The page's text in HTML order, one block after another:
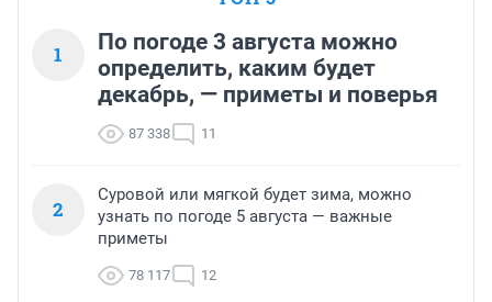
1
По погоде 3 августа можно
определить, каким будет
декабрь, — приметы и поверья
87 338 11
2
Суровой или мягкой будет зима, можно
узнать по погоде 5 августа — важные
приметы
78 117 12